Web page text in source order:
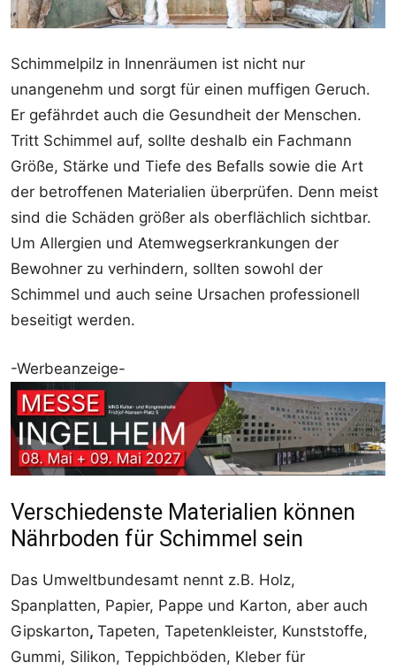
Schimmelpilz in Innenräumen ist nicht nur
unangenehm und sorgt für einen muffigen Geruch.
Er gefährdet auch die Gesundheit der Menschen.
Tritt Schimmel auf, sollte deshalb ein Fachmann
Größe, Stärke und Tiefe des Befalls sowie die Art
der betroffenen Materialien überprüfen. Denn meist
sind die Schäden größer als oberflächlich sichtbar.
Um Allergien und Atemwegserkrankungen der
Bewohner zu verhindern, sollten sowohl der
Schimmel und auch seine Ursachen professionell
beseitigt werden.
-Werbeanzeige-
Verschiedenste Materialien können
Nährboden für Schimmel sein
Das Umweltbundesamt nennt z.B. Holz,
Spanplatten, Papier, Pappe und Karton, aber auch
Gipskarton, Tapeten, Tapetenkleister, Kunststoffe,
Gummi, Silikon, Teppichböden, Kleber für